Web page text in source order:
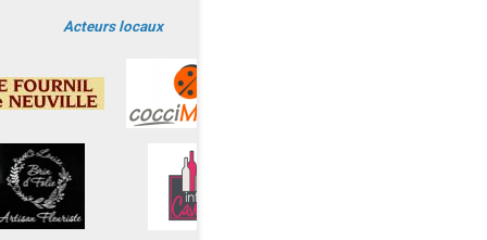
Acteurs locaux